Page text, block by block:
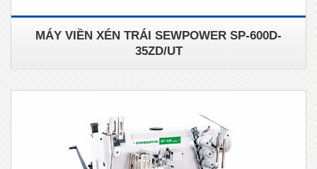
MÁY VIỀN XÉN TRÁI SEWPOWER SP-600D-
35ZD/UT